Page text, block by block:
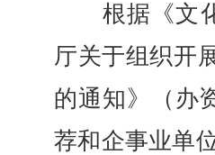
根据《文化
厅关于组织开
的通知》（办
荐和企事业单